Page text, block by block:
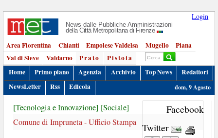
Login
News dalle Pubbliche Amministrazioni
della Città Metropolitana di Firenze
Area Fiorentina Chianti Empolese Valdelsa Mugello
Piana
Val di Sieve
Valdarno Prato
Pistoia
Home
Primo piano Agenzia Archivio Top News
Redattori
NewsLetter
Rss Edicola dom, 9 Agosto
Facebook
Twitter
[Tecnologia e Innovazione] [Sociale]
Comune di Impruneta - Ufficio Stampa